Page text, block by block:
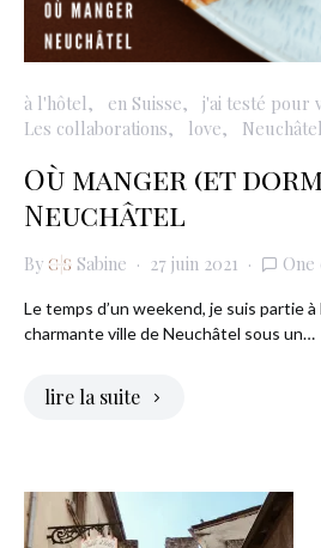
à l'hôtel en Suisse
j'ai testé pour
Les collaborations
love Neuchâtel
Où manger (et
Neuchâtel
By Sabine 27 juin 2021 One
Le temps d’un weekend, je suis partie
charmante ville de Neuchâtel sous un…
lire la suite